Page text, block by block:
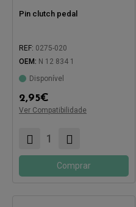
Pin clutch pedal
REF: 0275-020
OEM: N 12 834 1
Disponível
2,95€
Ver Compatibilidade
Compatível com:
Comprar